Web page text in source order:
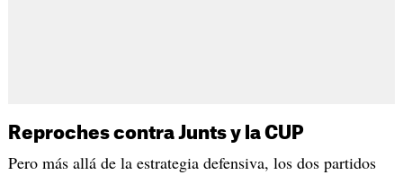
Reproches contra Junts y la CUP
Pero más allá de la estrategia defensiva, los dos partidos